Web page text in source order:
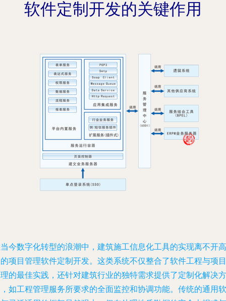
软件定制开发的关键作用
今数字化转型的浪潮中，建筑施工信息化工具的实现离不开高
项目管理软件定制开发。这类系统不仅整合了软件工程与项目
的最佳实践，还针对建筑行业的独特需求提供了定制化解决方
如工程管理服务所要求的全面监控和协调功能。传统的通用软